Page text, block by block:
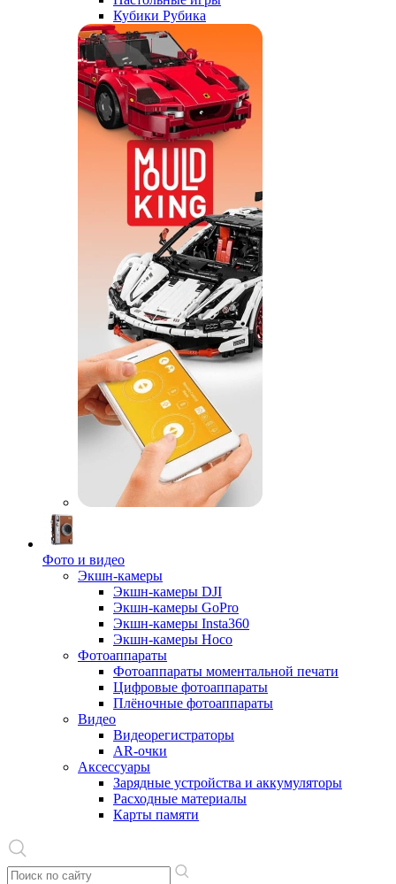
Кубики Рубика
Фото и видео
Экшн-камеры
Экшн-камеры DJI
Экшн-камеры GoPro
Экшн-камеры Insta360
Экшн-камеры Hoco
Фотоаппараты
Фотоаппараты моментальной печати
Цифровые фотоаппараты
Плёночные фотоаппараты
Видео
Видеорегистраторы
AR-очки
Аксессуары
Зарядные устройства и аккумуляторы
Расходные материалы
Карты памяти